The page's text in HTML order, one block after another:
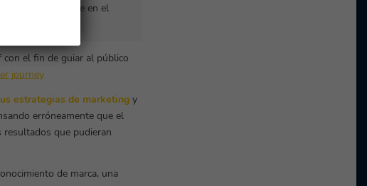
simplemente en el
el fin de guiar al público
journey
estrategias de marketingy
erróneamente que el
que pudieran
de marca, una